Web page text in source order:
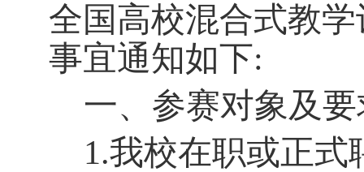
全国高校混合式教
事宜通知如下:
一、参赛对象及
1.我校在职或正